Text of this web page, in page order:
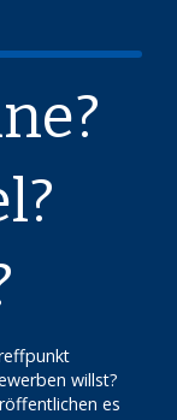
willst?
es